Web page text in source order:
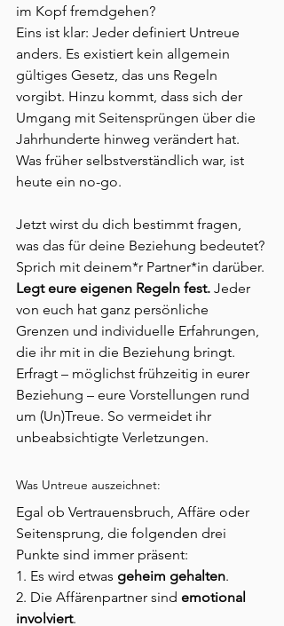
im Kopf fremdgehen?
Eins ist klar: Jeder definiert Untreue
anders. Es existiert kein allgemein
gültiges Gesetz, das uns Regeln
vorgibt. Hinzu kommt, dass sich der
Umgang mit Seitensprüngen über die
Jahrhunderte hinweg verändert hat.
Was früher selbstverständlich war, ist
heute ein no-go.
Jetzt wirst du dich bestimmt fragen,
was das für deine Beziehung bedeutet?
Sprich mit deinem*r Partner*in darüber.
Legt eure eigenen Regeln fest. Jeder
von euch hat ganz persönliche
Grenzen und individuelle Erfahrungen,
die ihr mit in die Beziehung bringt.
Erfragt – möglichst frühzeitig in eurer
Beziehung – eure Vorstellungen rund
um (Un)Treue. So vermeidet ihr
unbeabsichtigte Verletzungen.
Was Untreue auszeichnet:
Egal ob Vertrauensbruch, Affäre oder
Seitensprung, die folgenden drei
Punkte sind immer präsent:
1. Es wird etwas geheim gehalten.
2. Die Affärenpartner sind emotional
involviert.